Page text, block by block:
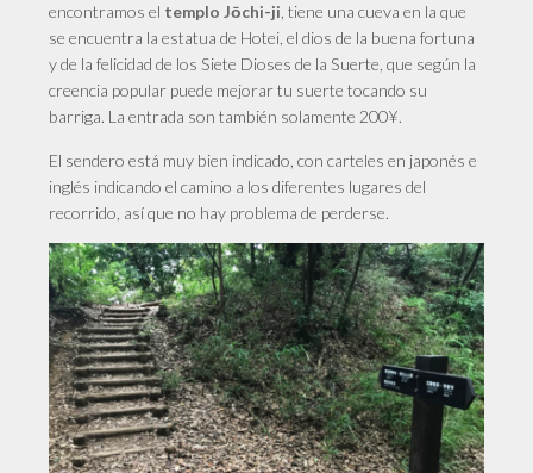
encontramos el templo Jōchi-ji, tiene una cueva en la que
se encuentra laestatua de Hotei, el dios de la buena fortuna
y de la felicidad de los Siete Dioses de la Suerte, que según la
creencia popular puede mejorar tu suerte tocando su
barriga. La entrada son también solamente 200¥.
El sendero está muy bien indicado, con carteles en japonés e
inglés indicando el camino a los diferentes lugares del
recorrido, así que no hay problema de perderse.